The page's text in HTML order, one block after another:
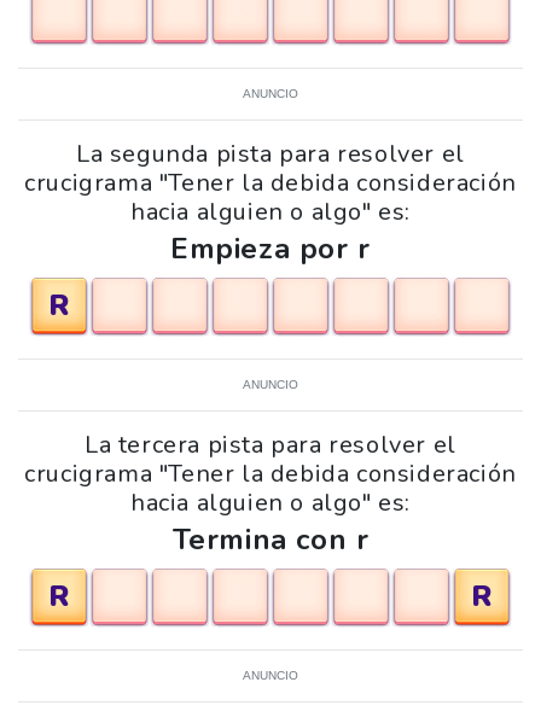
ANUNCIO
La segunda pista para resolver el
crucigrama "Tener la debida consideración
hacia alguien o algo" es:
Empieza por r
R
ANUNCIO
La tercera pista para resolver el
crucigrama "Tener la debida consideración
hacia alguien o algo" es:
Termina con r
R
R
ANUNCIO